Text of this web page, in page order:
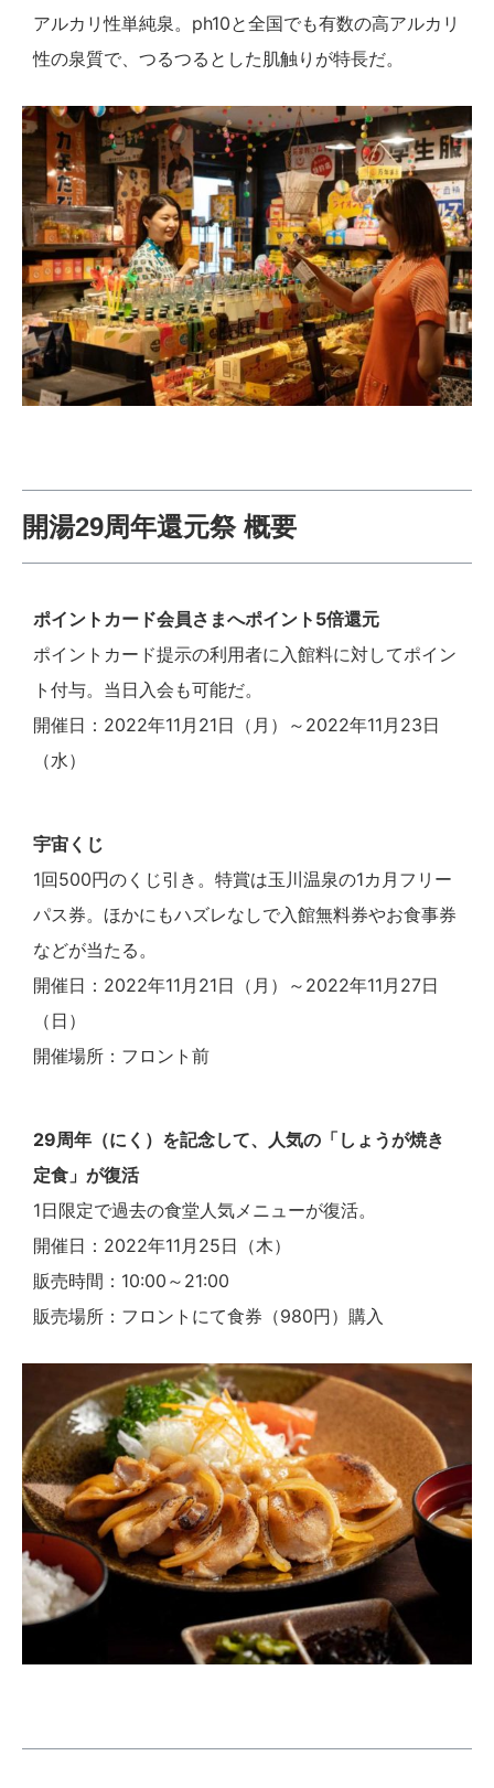
アルカリ性単純泉。ph10と全国でも有数の高アルカリ
性の泉質で、つるつるとした肌触りが特長だ。
開湯29周年還元祭概要
ポイントカード会員さまへポイント5倍還元
ポイントカード提示の利用者に入館料に対してポイン
ト付与。当日入会も可能だ。
開催日：2022年11月21日（月）～2022年11月23日
（水）
宇宙くじ
1回500円のくじ引き。特賞は玉川温泉の1カ月フリー
パス券。ほかにもハズレなしで入館無料券やお食事券
などが当たる。
開催日：2022年11月21日（月）～2022年11月27日
（日）
開催場所：フロント前
29周年（にく）を記念して、人気の「しょうが焼き
定食」が復活
1日限定で過去の食堂人気メニューが復活。
開催日：2022年11月25日（木）
販売時間：10:00～21:00
販売場所：フロントにて食券（980円）購入